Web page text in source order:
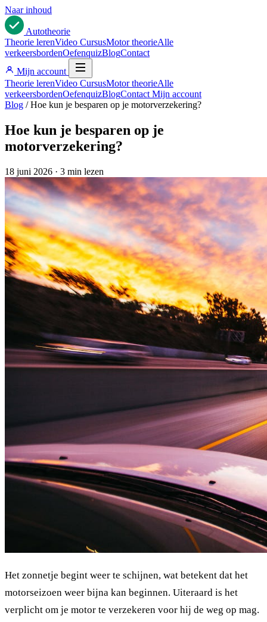
Naar inhoud
Autotheorie
Theorie lerenVideo CursusMotor theorieAlle
verkeersbordenOefenquizBlogContact
Mijn account
Theorie lerenVideo CursusMotor theorieAlle
verkeersbordenOefenquizBlogContact Mijn account
Blog / Hoe kun je besparen op je motorverzekering?
Hoe kun je besparen op je
motorverzekering?
18 juni 2026 · 3 min lezen
Het zonnetje begint weer te schijnen, wat betekent dat het
motorseizoen weer bijna kan beginnen. Uiteraard is het
verplicht om je motor te verzekeren voor hij de weg op mag.